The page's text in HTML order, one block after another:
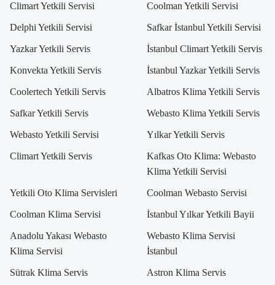
Climart Yetkili Servisi Coolman Yetkili Servisi
Delphi Yetkili Servisi Safkar İstanbul Yetkili Servisi
Yazkar Yetkili Servis İstanbul Climart Yetkili Servis
Konvekta Yetkili Servis İstanbul Yazkar Yetkili Servis
Coolertech Yetkili Servis Albatros Klima Yetkili Servis
Safkar Yetkili Servis Webasto Klima Yetkili Servis
Webasto Yetkili Servisi Yılkar Yetkili Servis
Climart Yetkili Servis
Kafkas Oto Klima: Webasto
Klima Yetkili Servisi
Yetkili Oto Klima Servisleri Coolman Webasto Servisi
Coolman Klima Servisi İstanbul Yılkar Yetkili Bayii
Anadolu Yakası Webasto
Klima Servisi
Webasto Klima Servisi
İstanbul
Sütrak Klima Servis Astron Klima Servis